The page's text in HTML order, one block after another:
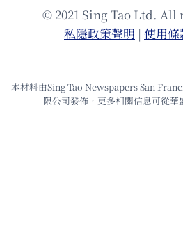
© 2021 Sing Tao Ltd. All
私隱政策聲明 | 使⽤條
本材料由Sing Tao Newspapers San
限公司發佈，更多相關信息可從華